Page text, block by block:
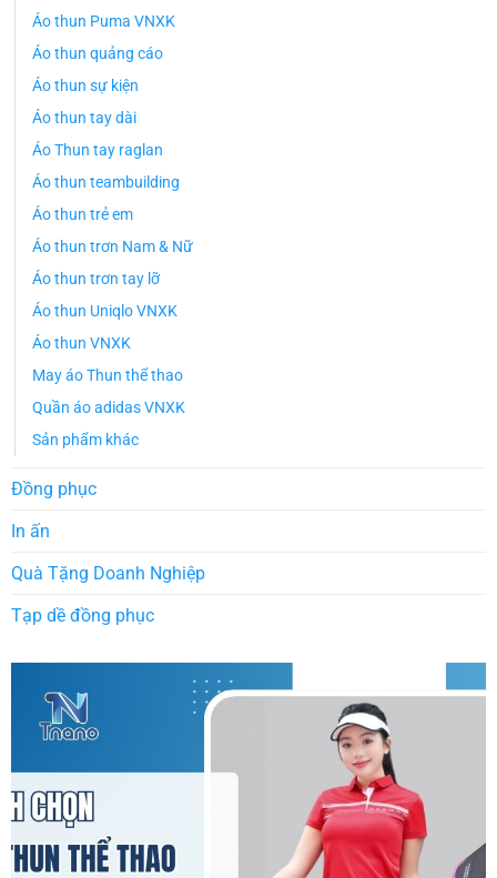
Áo thun Puma VNXK
Áo thun quảng cáo
Áo thun sự kiện
Áo thun tay dài
Áo Thun tay raglan
Áo thun teambuilding
Áo thun trẻ em
Áo thun trơn Nam & Nữ
Áo thun trơn tay lỡ
Áo thun Uniqlo VNXK
Áo thun VNXK
May áo Thun thể thao
Quần áo adidas VNXK
Sản phẩm khác
Đồng phục
In ấn
Quà Tặng Doanh Nghiệp
Tạp dề đồng phục